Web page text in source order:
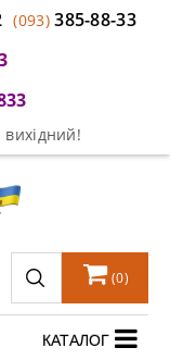
(093)385-88-33
(0)
КАТАЛОГ